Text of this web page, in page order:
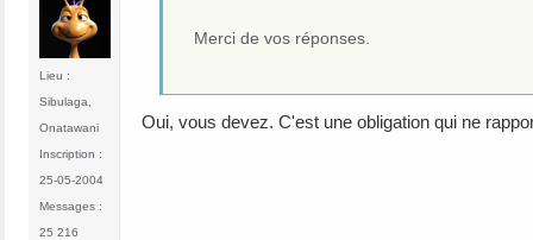
Lieu :
Sibulaga,
Onatawani
Inscription :
25-05-2004
Messages :
25 216
Merci de vos réponses.
Oui, vous devez. C'est une obligation qui ne